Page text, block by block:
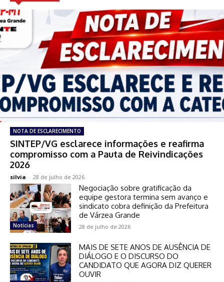
NOTA DE ESCLARECIMENTO
SINTEP/VG esclarece informações e reafirma
compromisso com a Pauta de Reivindicações
2026
silvia - 28 de julho de 2026
Notícias
Negociação sobre gratificação da
equipe gestora termina sem avanço e
sindicato cobra definição da Prefeitura
de Várzea Grande
28 de julho de 2026
MAIS DE SETE ANOS DE AUSÊNCIA DE
DIÁLOGO E O DISCURSO DO
CANDIDATO QUE AGORA DIZ QUERER
OUVIR